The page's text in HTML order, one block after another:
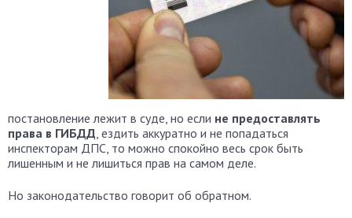
постановление лежит в суде, но если не предоставлять
права в ГИБДД , ездить аккуратно и не попадаться
инспекторам ДПС, то можно спокойно весь срок быть
лишенным и не лишиться прав на самом деле.
Но законодательство говорит об обратном.